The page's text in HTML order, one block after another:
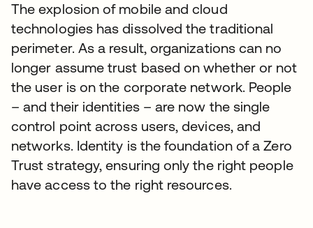
The explosion of mobile and cloud
technologies has dissolved the traditional
perimeter. As a result, organizations can no
longer assume trust based on whether or not
the user is on the corporate network. People
– and their identities – are now the single
control point across users, devices, and
networks. Identity is the foundation of a Zero
Trust strategy, ensuring only the right people
have access to the right resources.